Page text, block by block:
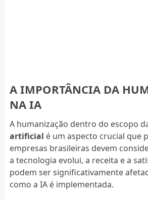
A IMPORTÂNCIA DA
NA IA
A humanização dentro do escopo
artificial é um aspecto crucial que
empresas brasileiras devem
a tecnologia evolui, a receita e a
podem ser significativamente
como a IA é implementada.